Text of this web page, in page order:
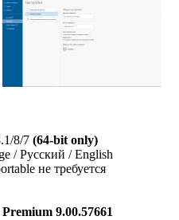
8/7 (64-bit only)
/ Русский / English
не требуется
9.00.57661